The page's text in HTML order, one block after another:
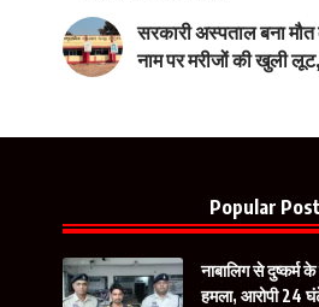
सरकारी अस्पताल बना
नाम पर मरीजों की खुली
Popular Post
नाबालिग से दुष्कर्म
हमला, आरोपी 24